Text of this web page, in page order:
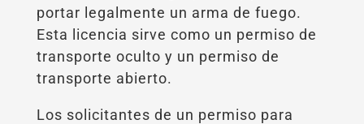
portar legalmente un arma de fuego.
Esta licencia sirve como un permiso de
transporte oculto y un permiso de
transporte abierto.
Los solicitantes de un permiso para